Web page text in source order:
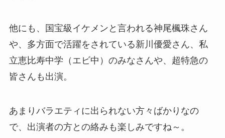
他にも、国宝級イケメンと言われる神尾楓珠さん
や、多方面で活躍をされている新川優愛さん、私
立恵比寿中学（エビ中）のみなさんや、超特急の
皆さんも出演。
あまりバラエティに出られない方々ばかりなの
で、出演者の方との絡みも楽しみですね～。